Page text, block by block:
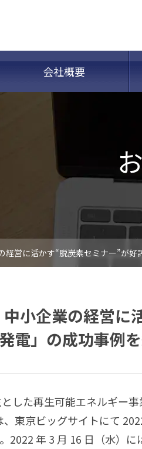
会社概要
経営に活かす“脱炭素セミナー”が
中小企業の経営
電」の成功事例
した再生可能エネルギー
東京ビッグサイトにて
2022 年 3 月 16 日（水）